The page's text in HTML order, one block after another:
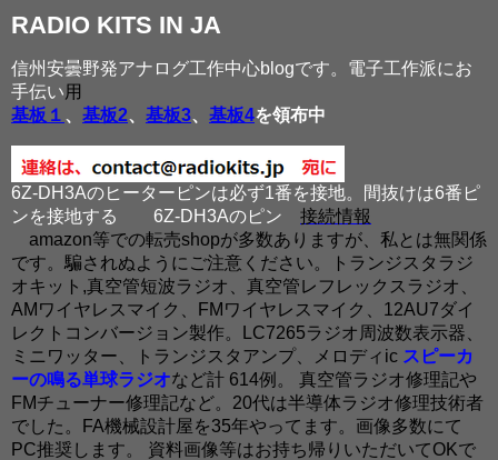
RADIO KITS IN JA
信州安曇野発アナログ工作中心blogです。電子工作派にお
手伝い用
基板１ 、 基板2、 基板3、 基板4を領布中
6Z-DH3Aのヒーターピンは必ず1番を接地。間抜けは6番ピ
ンを接地する
6Z-DH3Aのピン 接続情報
amazon等での転売shopが多数ありますが、私とは無関係
です。騙されぬようにご注意ください。トランジスタラジ
オキット,真空管短波ラジオ、真空管レフレックスラジオ、
AMワイヤレスマイク、FMワイヤレスマイク、12AU7ダイ
レクトコンバージョン製作。LC7265ラジオ周波数表示器、
ミニワッター、トランジスタアンプ、メロディic スピーカ
ーの鳴る単球ラジオなど計 614例。 真空管ラジオ修理記や
FMチューナー修理記など。20代は半導体ラジオ修理技術者
でした。FA機械設計屋を35年やってます。画像多数にて
PC推奨します。 資料画像等はお持ち帰りいただいてOKで